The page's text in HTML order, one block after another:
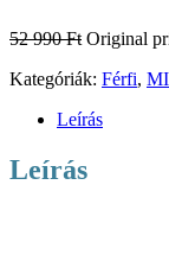
52 990Ft Original
Kategóriák: Férfi,
Leírás
Leírás